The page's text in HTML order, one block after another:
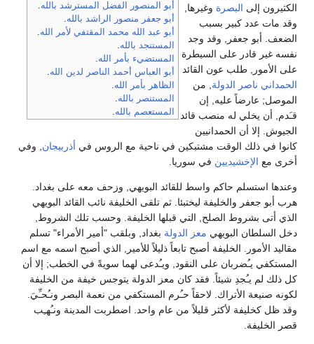
أبو المنصور الفضل المسترشد بالله.
أبو جعفر منصور الراشد بالله.
أبو عبد الله محمد المقتفي لأمر الله.
المستنجد بالله.
المستضيء بأمر الله.
أبو العباس أحمد الناصر لدين الله.
الظاهر بأمر الله.
المستنصر بالله.
المستعصم بالله.
الكثيرون إلى البصرة وغيرها,
وقد مات عدد كبير بسبب
الضعف. أبو جعفر, وقد وجد
نفسه غير قادر على السيطرة
على الأمور, طلب عون القائد
الحمداني ناصر الدولة, من
الموصل; عارضاً عليه, إن
قـَدم, أن يخلي له منصب قائد
الجيوش. إلا أن الحمدانيين
كانوا في ذلك الوقت مشتبكين في ناحية مع الروس في أذربيجان, وفي
أخرى مع الإخشيديين في سوريا.
وعندها استسلم حاكم واسط للقائد البويهي, وزحف معه على بغداد.
هرب أبو جعفر والخليفة ليختبئا. ثم تلقى الخليفة نائب القائد البويهي
الذي أتى بشروط الصلح, التي قبلها الخليفة. وحسب تلك الشروط,
دخل السلطان البويهي معز الدولة بغداد, وبلقب "أمير الأمراء" تسلم
مقاليد الأمور. الخليفة أصبح تابعاً ذليلاً للأمير, الذي أصبح اسمه مع اسم
المستكفي يـُضربان على النقود, ويـُدعى لهما سويةً في الخطب; إلا أن
كل ذلك لم يـُجدِ شيئاً. فقد كان معز الدولة يتوجس خيفة من الخليفة
لكونه صنيعة الأتراك. لاحقاً حـُرم المستكفي من نعمة البصر ونـُحـِّيَ.
وقد ظل كخليفة لأكثر قليلاً من عام واحد. اضطربت المدينة ونـُهـِب
قصر الخليفة.